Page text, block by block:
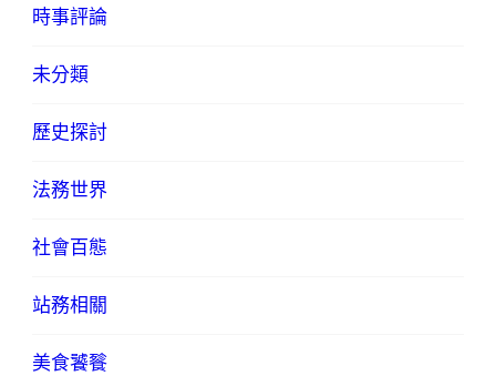
時事評論
未分類
歷史探討
法務世界
社會百態
站務相關
美食饕餮